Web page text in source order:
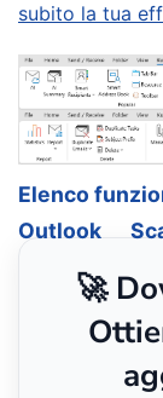
subito la tua
Elenco
Outlook
🚀